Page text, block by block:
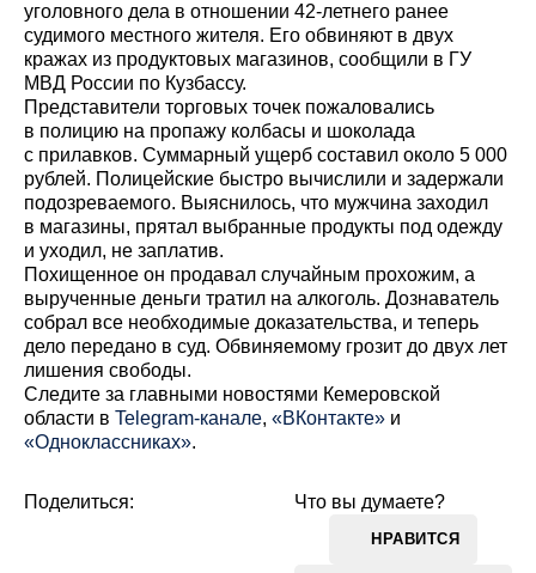
уголовного дела в отношении 42-летнего ранее
судимого местного жителя. Его обвиняют в двух
кражах из продуктовых магазинов, сообщили в ГУ
МВД России по Кузбассу.
Представители торговых точек пожаловались
в полицию на пропажу колбасы и шоколада
с прилавков. Суммарный ущерб составил около 5 000
рублей. Полицейские быстро вычислили и задержали
подозреваемого. Выяснилось, что мужчина заходил
в магазины, прятал выбранные продукты под одежду
и уходил, не заплатив.
Похищенное он продавал случайным прохожим, а
вырученные деньги тратил на алкоголь. Дознаватель
собрал все необходимые доказательства, и теперь
дело передано в суд. Обвиняемому грозит до двух лет
лишения свободы.
Cледите за главными новостями Кемеровской
области в Telegram-канале, «ВКонтакте» и
«Одноклассниках».
Что вы думаете?
НРАВИТСЯ
Поделиться: